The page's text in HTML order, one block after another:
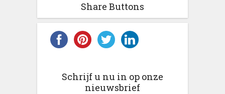
Share Buttons
Schrijf u nu in op onze
nieuwsbrief